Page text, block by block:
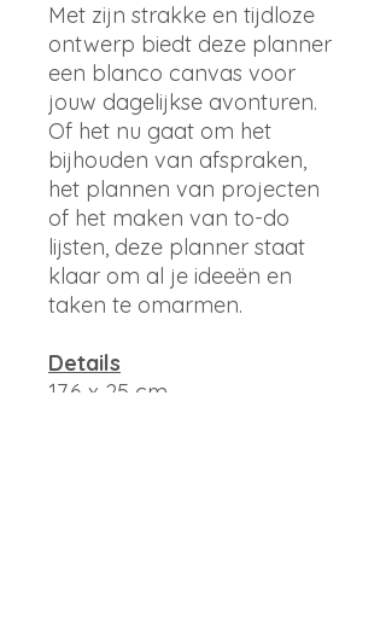
Met zijn strakke en tijdloze
ontwerp biedt deze planner
een blanco canvas voor
jouw dagelijkse avonturen.
Of het nu gaat om het
bijhouden van afspraken,
het plannen van projecten
of het maken van to-do
lijsten, deze planner staat
klaar om al je ideeën en
taken te omarmen.
Details
17,6 x 25 cm